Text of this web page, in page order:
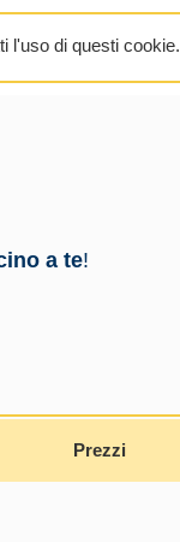
l'uso di questi cookie.
a te!
Prezzi